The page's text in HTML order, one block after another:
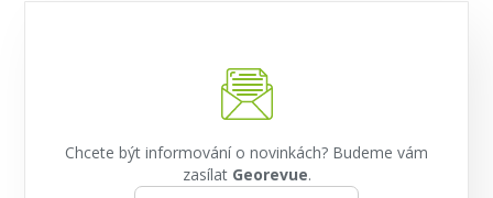
Chcete být informování o novinkách? Budeme vám
zasílat Georevue.